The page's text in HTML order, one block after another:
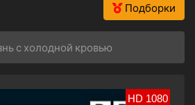
Подборки
с холодной кровью
HD 1080